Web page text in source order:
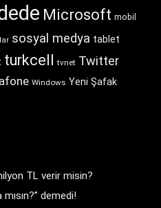
Microsoft mobil
sosyal medya tablet
turkcell tvnet Twitter
Windows Yeni Şafak
TL verir misin?
demedi!